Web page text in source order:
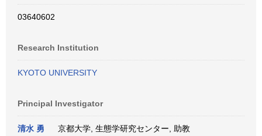
03640602
Research Institution
KYOTO UNIVERSITY
Principal Investigator
清水 勇
京都大学, 生態学研究センター, 助教